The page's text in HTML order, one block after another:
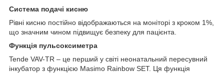
Система подачі кисню
Рівні кисню постійно відображаються на моніторі з кроком 1%,
що значним чином підвищує безпеку для пацієнта.
Функція пульсоксиметра
Tende VAV-TR – це перший у світі неонатальний пересувний
інкубатор з функцією Masimo Rainbow SET. Ця функція